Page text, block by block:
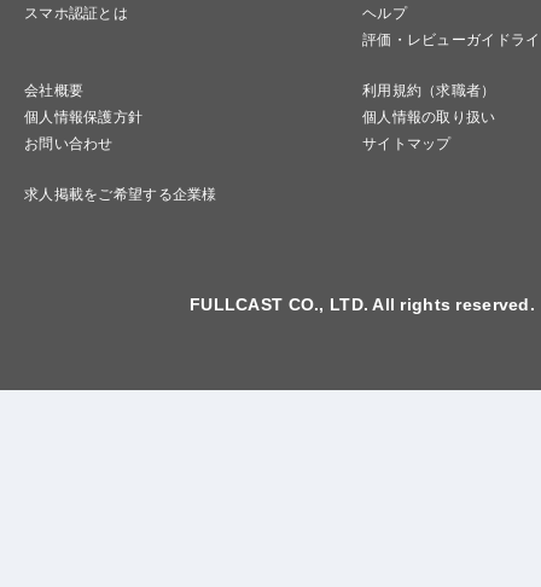
スマホ認証とは
ヘルプ
評価・レビューガイドラ
会社概要
利用規約（求職者）
個人情報保護方針
個人情報の取り扱い
お問い合わせ
サイトマップ
求人掲載をご希望する企業様
FULLCAST CO., LTD. All rights reserved.